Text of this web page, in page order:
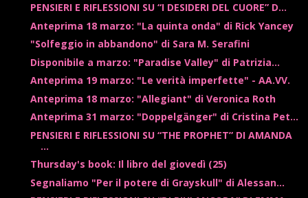
PENSIERI E RIFLESSIONI SU “I DESIDERI DEL CUORE” D...
Anteprima 18 marzo: "La quinta onda" di Rick Yancey
"Solfeggio in abbandono" di Sara M. Serafini
Disponibile a marzo: "Paradise Valley" di Patrizia...
Anteprima 19 marzo: "Le verità imperfette" - AA.VV.
Anteprima 18 marzo: "Allegiant" di Veronica Roth
Anteprima 31 marzo: "Doppelgänger" di Cristina Pet...
PENSIERI E RIFLESSIONI SU “THE PROPHET” DI AMANDA
...
Thursday's book: Il libro del giovedì (25)
Segnaliamo "Per il potere di Grayskull" di Alessan...